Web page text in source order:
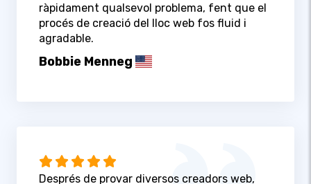
ràpidament qualsevol problema, fent que el
procés de creació del lloc web fos fluid i
agradable.
Bobbie Menneg
Després de provar diversos creadors web,